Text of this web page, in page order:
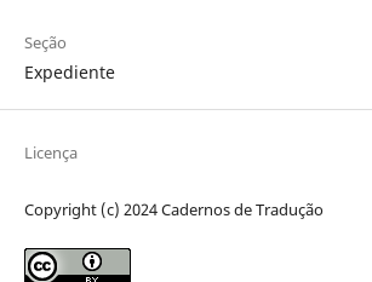
Seção
Expediente
Licença
Copyright (c) 2024 Cadernos de Tradução